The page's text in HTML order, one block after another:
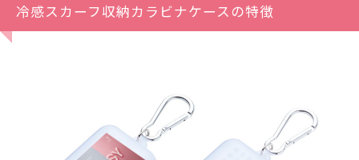
冷感スカーフ収納カラビナケースの特徴